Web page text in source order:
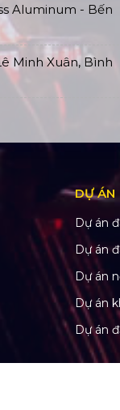
Aluminum - Bến
Minh Xuân, Bình
DỰ ÁN
Dự án
Dự án
Dự án
Dự án
Dự án